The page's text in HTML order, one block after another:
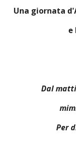
Una giornata
e
Dal
Per